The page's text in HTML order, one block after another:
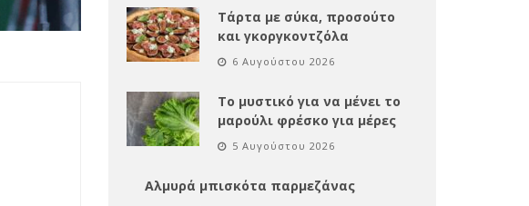
Τάρτα με σύκα, προσούτο
και γκοργκοντζόλα
6 Αυγούστου 2026
Το μυστικό για να μένει το
μαρούλι φρέσκο για μέρες
5 Αυγούστου 2026
Αλμυρά μπισκότα παρμεζάνας